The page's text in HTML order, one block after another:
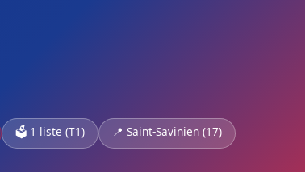
🗳️ 1 liste (T1) 📍 Saint-Savinien (17)